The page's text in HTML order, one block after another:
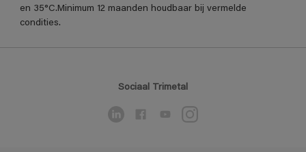
en 35°C.Minimum 12 maanden houdbaar bij vermelde
condities.
Sociaal Trimetal